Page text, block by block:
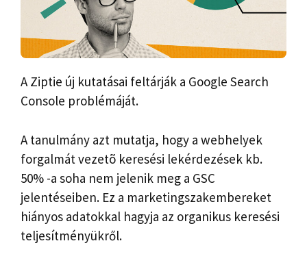
A Ziptie új kutatásai feltárják a Google Search
Console problémáját.
A tanulmány azt mutatja, hogy a webhelyek
forgalmát vezetõ keresési lekérdezések kb.
50% -a soha nem jelenik meg a GSC
jelentéseiben. Ez a marketingszakembereket
hiányos adatokkal hagyja az organikus keresési
teljesítményükről.